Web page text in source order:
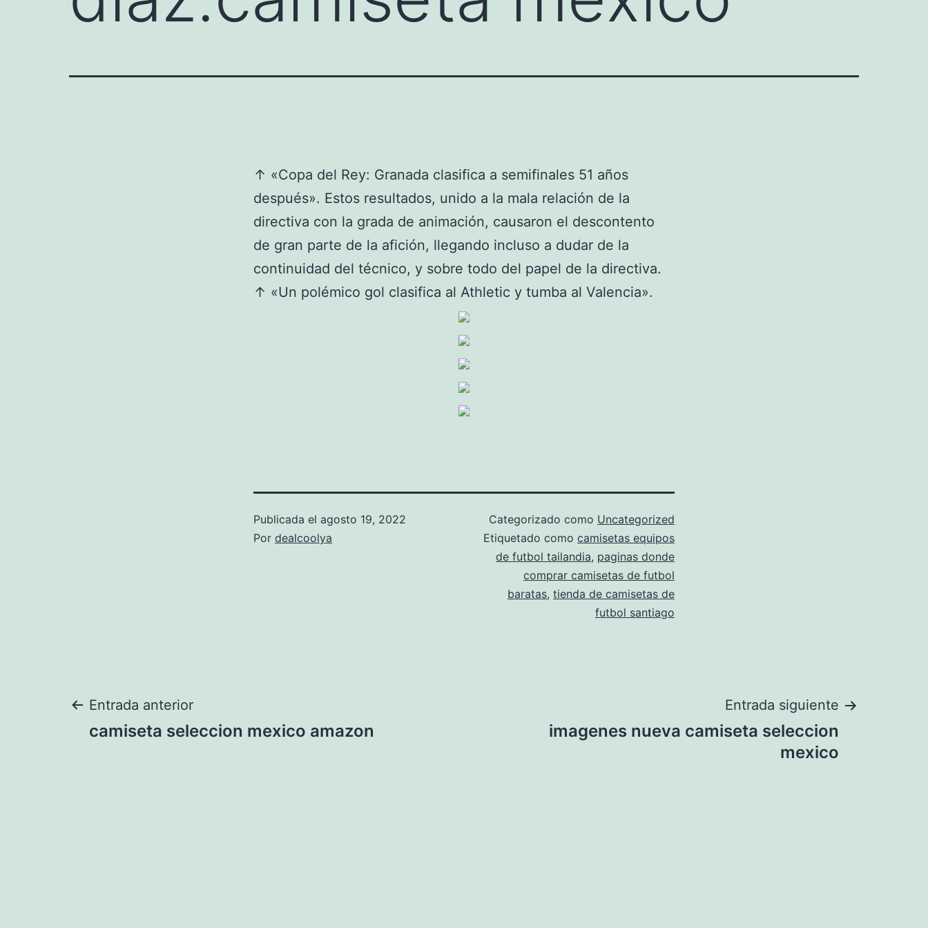
↑ «Copa del Rey: Granada clasifica a semifinales 51 años
después». Estos resultados, unido a la mala relación de la
directiva con la grada de animación, causaron el descontento
de gran parte de la afición, llegando incluso a dudar de la
continuidad del técnico, y sobre todo del papel de la directiva.
↑ «Un polémico gol clasifica al Athletic y tumba al Valencia».
Publicada el agosto 19, 2022
Por dealcoolya
Categorizado como Uncategorized
Etiquetado como camisetas equipos
de futbol tailandia, paginas donde
comprar camisetas de futbol
baratas, tienda de camisetas de
futbol santiago
Navegación
Entrada anterior
camiseta seleccion mexico amazon
Entrada siguiente
imagenes nueva camiseta seleccion
mexico